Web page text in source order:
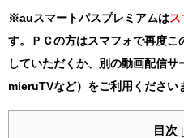
※auスマートパスプレミアムはス
す。ＰＣの方はスマフォで再度こ
していただくか、別の動画配信サ
mieruTVなど）をご利用ください
目次 [